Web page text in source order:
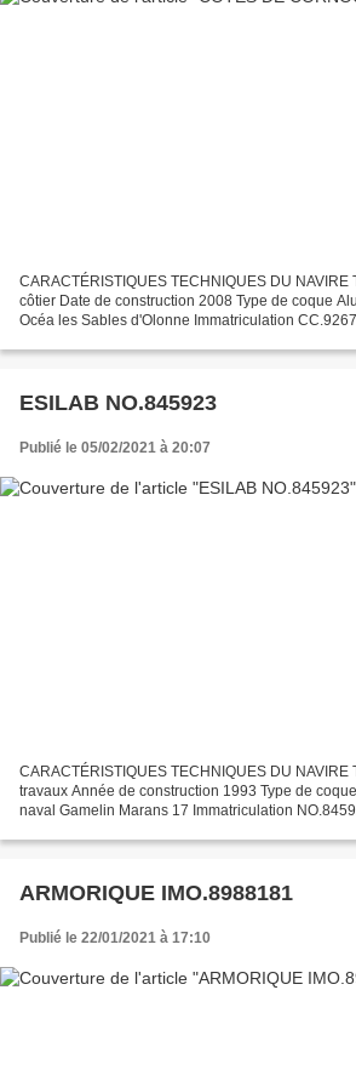
CARACTÉRISTIQUES TECHNIQUES DU
côtier Date de construction 2008 Type de coque
Océa les Sables d'Olonne Immatriculation
ESILAB NO.845923
Publié le 05/02/2021 à 20:07
CARACTÉRISTIQUES TECHNIQUES DU NAVIRE
travaux Année de construction 1993 Type de
naval Gamelin Marans 17 Immatriculation
ARMORIQUE IMO.8988181
Publié le 22/01/2021 à 17:10